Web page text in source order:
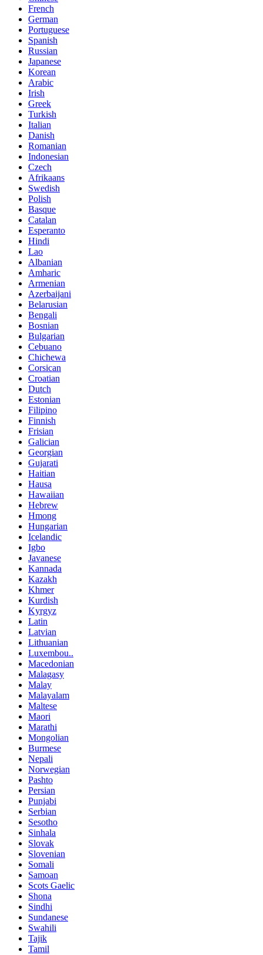
French
German
Portuguese
Spanish
Russian
Japanese
Korean
Arabic
Irish
Greek
Turkish
Italian
Danish
Romanian
Indonesian
Czech
Afrikaans
Swedish
Polish
Basque
Catalan
Esperanto
Hindi
Lao
Albanian
Amharic
Armenian
Azerbaijani
Belarusian
Bengali
Bosnian
Bulgarian
Cebuano
Chichewa
Corsican
Croatian
Dutch
Estonian
Filipino
Finnish
Frisian
Galician
Georgian
Gujarati
Haitian
Hausa
Hawaiian
Hebrew
Hmong
Hungarian
Icelandic
Igbo
Javanese
Kannada
Kazakh
Khmer
Kurdish
Kyrgyz
Latin
Latvian
Lithuanian
Luxembou..
Macedonian
Malagasy
Malay
Malayalam
Maltese
Maori
Marathi
Mongolian
Burmese
Nepali
Norwegian
Pashto
Persian
Punjabi
Serbian
Sesotho
Sinhala
Slovak
Slovenian
Somali
Samoan
Scots Gaelic
Shona
Sindhi
Sundanese
Swahili
Tajik
Tamil